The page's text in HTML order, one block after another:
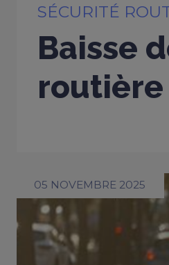
SÉCURITÉ
Baisse
routière
05 NOVEMBRE 2025